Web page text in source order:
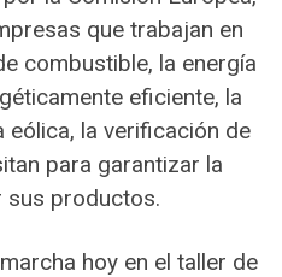
que trabajan en
combustible, la energía
eficiente, la
eólica, la verificación de
para garantizar la
sus productos.
hoy en el taller de